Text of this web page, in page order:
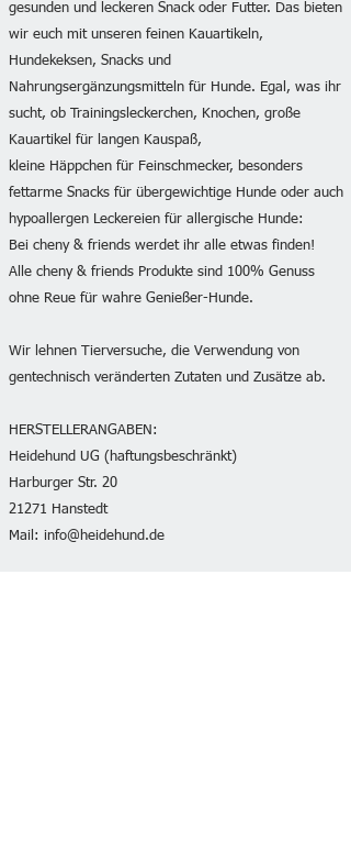
gesunden und leckeren Snack oder Futter. Das bieten
wir euch mit unseren feinen Kauartikeln,
Hundekeksen, Snacks und
Nahrungsergänzungsmitteln für Hunde. Egal, was ihr
sucht, ob Trainingsleckerchen, Knochen, große
Kauartikel für langen Kauspaß,
kleine Häppchen für Feinschmecker, besonders
fettarme Snacks für übergewichtige Hunde oder auch
hypoallergen Leckereien für allergische Hunde:
Bei cheny & friends werdet ihr alle etwas finden!
Alle cheny & friends Produkte sind 100% Genuss
ohne Reue für wahre Genießer-Hunde.
Wir lehnen Tierversuche, die Verwendung von
gentechnisch veränderten Zutaten und Zusätze ab.
HERSTELLERANGABEN:
Heidehund UG (haftungsbeschränkt)
Harburger Str. 20
21271 Hanstedt
Mail: info@heidehund.de